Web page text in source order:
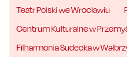
Teatr Polski we Wrocławiu
Centrum Kulturalne w
Filharmonia Sudecka w